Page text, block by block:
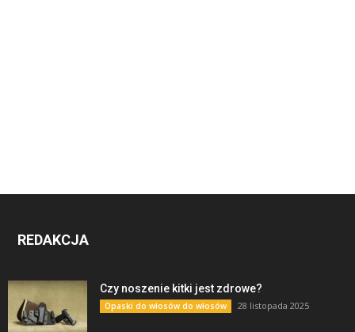
REDAKCJA
Czy noszenie kitki jest zdrowe?
Opaski do włosów do włosów 28 listopada 2025